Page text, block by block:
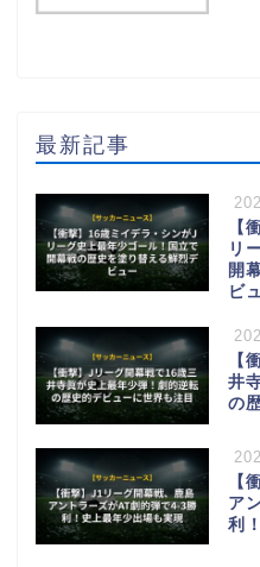
最新記事
【
リ
開
ビ
【
井
の
【
ア
利